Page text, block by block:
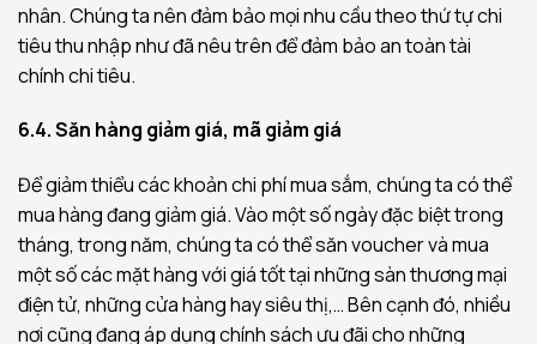
nhân. Chúng ta nên đảm bảo mọi nhu cầu theo thứ tự chi
tiêu thu nhập như đã nêu trên để đảm bảo an toàn tài
chính chi tiêu.
6.4. Săn hàng giảm giá, mã giảm giá
Để giảm thiểu các khoản chi phí mua sắm, chúng ta có thể
mua hàng đang giảm giá. Vào một số ngày đặc biệt trong
tháng, trong năm, chúng ta có thể săn voucher và mua
một số các mặt hàng với giá tốt tại những sàn thương mại
điện tử, những cửa hàng hay siêu thị,… Bên cạnh đó, nhiều
nơi cũng đang áp dụng chính sách ưu đãi cho những